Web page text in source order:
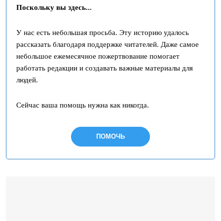
Поскольку вы здесь...
У нас есть небольшая просьба. Эту историю удалось
рассказать благодаря поддержке читателей. Даже самое
небольшое ежемесячное пожертвование помогает
работать редакции и создавать важные материалы для
людей.
Сейчас ваша помощь нужна как никогда.
ПОМОЧЬ